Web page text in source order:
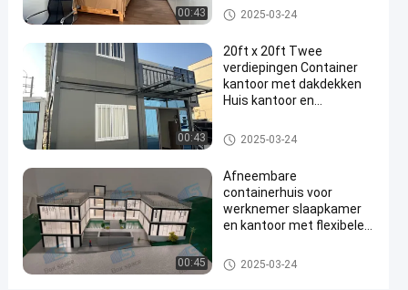
Mobiele
containerhuizen
#
prefabhuizen
opslagcontainer
#
Voorgebouwd
containerhuis
B
00:43 Afneembaar containerhuis
2025-03-24
00:43
20ft x 20ft Twee
verdiepingen Container
kantoor met dakdekken
Huis kantoor en
persoonlijk gebruik
Afneembaar containerhuis
2025-03-24
00:45
Afneembare
containerhuis voor
werknemer slaapkamer
en kantoor met flexibele
installatie
Afneembaar containerhuis
2025-03-24